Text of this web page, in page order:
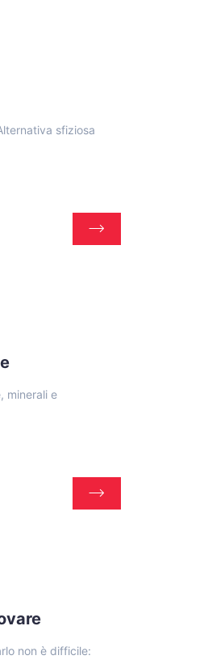
sfiziosa
minerali e
non è difficile: